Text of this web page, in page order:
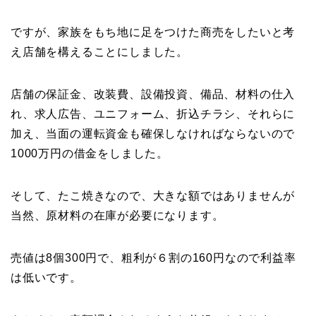
ですが、家族をもち地に足をつけた商売をしたいと考
え店舗を構えることにしました。
店舗の保証金、改装費、設備投資、備品、材料の仕入
れ、求人広告、ユニフォーム、折込チラシ、それらに
加え、当面の運転資金も確保しなければならないので
1000万円の借金をしました。
そして、たこ焼きなので、大きな額ではありませんが
当然、原材料の在庫が必要になります。
売値は8個300円で、粗利が６割の160円なので利益率
は低いです。